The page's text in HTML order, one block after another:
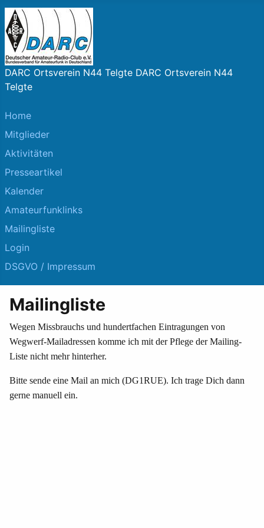
DARC Ortsverein N44 Telgte DARC Ortsverein N44
Telgte
Home
Mitglieder
Aktivitäten
Presseartikel
Kalender
Amateurfunklinks
Mailingliste
Login
DSGVO / Impressum
Mailingliste
Wegen Missbrauchs und hundertfachen Eintragungen von
Wegwerf-Mailadressen komme ich mit der Pflege der Mailing-
Liste nicht mehr hinterher.
Bitte sende eine Mail an mich (DG1RUE). Ich trage Dich dann
gerne manuell ein.